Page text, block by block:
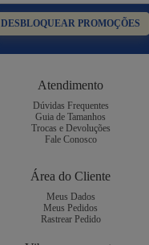
DESBLOQUEAR PROMOÇÕES
Atendimento
Dúvidas Frequentes
Guia de Tamanhos
Trocas e Devoluções
Fale Conosco
Área do Cliente
Meus Dados
Meus Pedidos
Rastrear Pedido